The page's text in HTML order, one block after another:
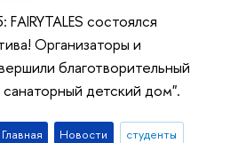
состоялся
Организаторы и
благотворительный
детский дом".
Главная Новости
студенты